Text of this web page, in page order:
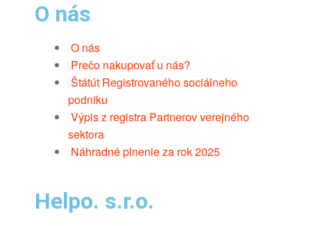
O nás
O nás
Prečo nakupovať u nás?
Štátút Registrovaného sociálneho
podniku
Výpis z registra Partnerov verejného
sektora
Náhradné plnenie za rok 2025
Helpo. s.r.o.